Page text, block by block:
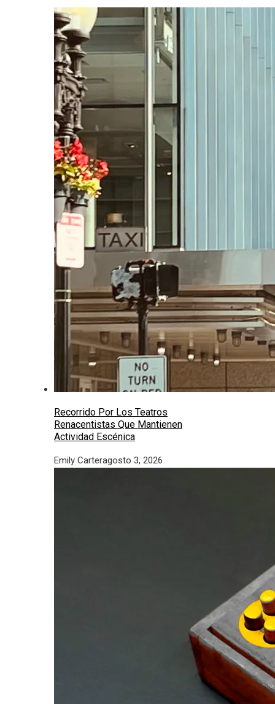
Recorrido Por Los Teatros
Renacentistas Que Mantienen
Actividad Escénica
Emily Carteragosto 3, 2026